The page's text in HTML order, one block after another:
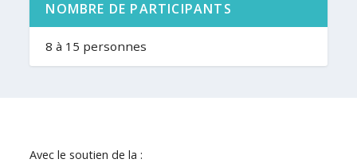
NOMBRE DE PARTICIPANTS
8 à 15 personnes
Avec le soutien de la :